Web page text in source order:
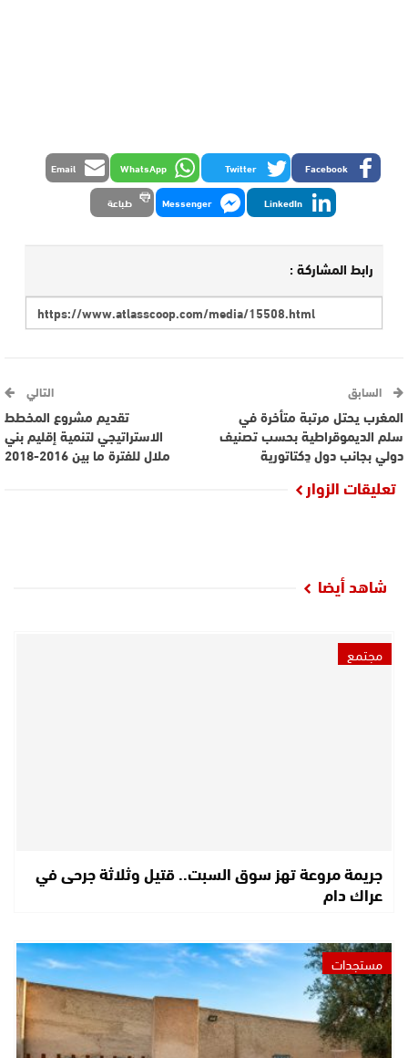
Facebook
Twitter
WhatsApp
Email
LinkedIn
Messenger طباعة
رابط المشاركة :
السابق
المغرب يحتل مرتبة متأخرة في
سلم الديموقراطية بحسب تصنيف
دولي بجانب دول دِكتاتورية
التالي
تقديم مشروع المخطط
الاستراتيجي لتنمية إقليم بني
ملال للفترة ما بين 2016-2018
تعليقات الزوار
شاهد أيضا
مجتمع
جريمة مروعة تهز سوق السبت.. قتيل وثلاثة جرحى في
عراك دام
مستجدات